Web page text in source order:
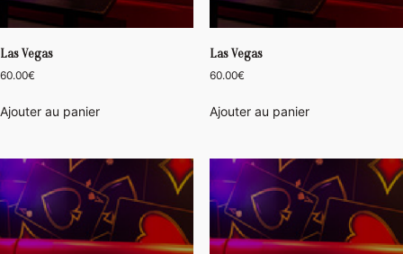
Las Vegas
60.00€
Ajouter au panier
Las Vegas
60.00€
Ajouter au panier